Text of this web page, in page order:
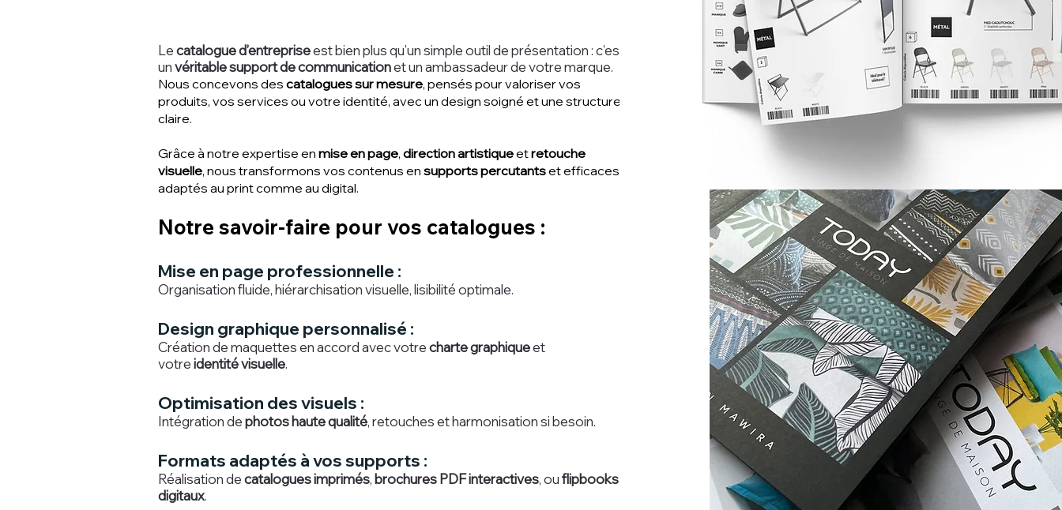
Lecatalogue d’entrepriseest bien plus qu’un simple outil de présentation : c’est
unvéritable support de communicationet un ambassadeur de votre marque.
Nous concevons des catalogues sur mesure, pensés pour valoriser vos
produits, vos services ou votre identité, avec un design soigné et une structure
claire.
Grâce à notre expertise en mise en page, direction artistiqueetretouche
visuelle, nous transformons vos contenus en supports percutantset efficaces,
adaptés au print comme au digital.
Notre savoir-faire pour vos catalogues :
Mise en page professionnelle :
Organisation fluide, hiérarchisation visuelle, lisibilité optimale.
Design graphique personnalisé :
Création de maquettes en accord avec votrecharte graphiqueet
votreidentité visuelle.
​​Optimisation des visuels :
Intégration dephotos haute qualité, retouches et harmonisation si besoin.
Formats adaptés à vos supports :
Réalisation decatalogues imprimés, brochures PDF interactives, ouflipbooks
digitaux.